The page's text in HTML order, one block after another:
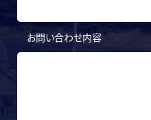
お問い合わせ内容